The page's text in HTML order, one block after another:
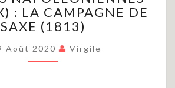
ET
LES
GUERRES
NAPOLÉONIENNES
(PARTIE
: LA CAMPAGNE DE
SAXE (1813)
Août 2020 Virgile